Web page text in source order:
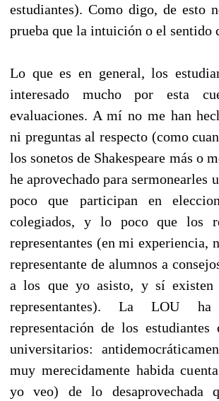
estudiantes). Como digo, de esto
prueba que la intuición o el sentido
Lo que es en general, los
interesado mucho por esta
evaluaciones. A mí no me han
ni preguntas al respecto (como
los sonetos de Shakespeare más o
he aprovechado para sermonearles
poco que participan en
colegiados, y lo poco que los
representantes (en mi experiencia,
representante de alumnos a
a los que yo asisto, y sí existen
representantes). La LOU
representación de los estudiantes
universitarios:
muy merecidamente habida
yo veo) de lo desaprovechada